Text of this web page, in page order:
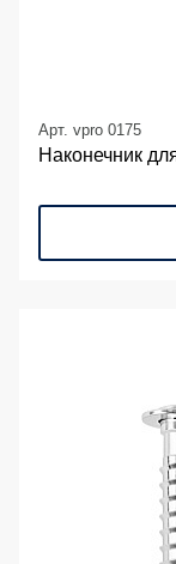
Арт. vpro 0175
Наконечник